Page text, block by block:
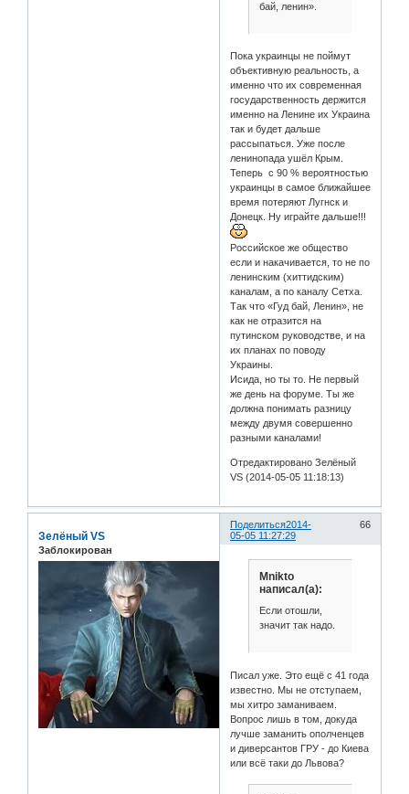
бай, ленин».
Пока украинцы не поймут
объективную реальность, а
именно что их современная
государственность держится
именно на Ленине их Украина
так и будет дальше
рассыпаться. Уже после
ленинопада ушёл Крым.
Теперь с 90 % вероятностью
украинцы в самое ближайшее
время потеряют Лугнск и
Донецк. Ну играйте дальше!!!
Российское же общество
если и накачивается, то не по
ленинским (хиттидским)
каналам, а по каналу Сетха.
Так что «Гуд бай, Ленин», не
как не отразится на
путинском руководстве, и на
их планах по поводу
Украины.
Исида, но ты то. Не первый
же день на форуме. Ты же
должна понимать разницу
между двумя совершенно
разными каналами!
Отредактировано Зелёный
VS (2014-05-05 11:18:13)
Поделиться 66
2014-
05-05 11:27:29
Зелёный VS
Заблокирован
Mnikto
написал(а):
Если отошли,
значит так надо.
Писал уже. Это ещё с 41 года
известно. Мы не отступаем,
мы хитро заманиваем.
Вопрос лишь в том, докуда
лучше заманить ополченцев
и диверсантов ГРУ - до Киева
или всё таки до Львова?